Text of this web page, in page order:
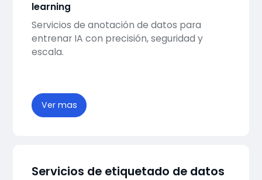
learning
Servicios de anotación de datos para
entrenar IA con precisión, seguridad y
escala.
Ver mas
Servicios de etiquetado de datos